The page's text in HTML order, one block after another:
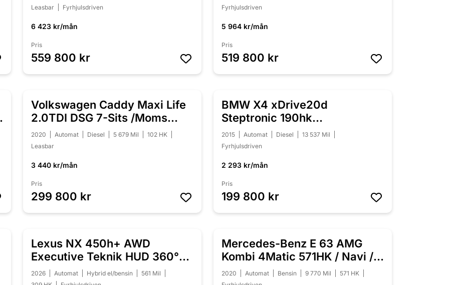
Leasbar
Fyrhjulsdriven
6 423 kr/mån
Pris
559 800 kr
Fyrhjulsdriven
5 964 kr/mån
Pris
519 800 kr
NYINKOMMEN
Volkswagen Caddy Maxi Life
2.0TDI DSG 7-Sits /Moms
/Värmare
2020 Automat Diesel 5 679 Mil
102 HK
Leasbar
3 440 kr/mån
Pris
299 800 kr
BMW X4 xDrive20d
Steptronic 190hk
Drag/Värmare/Backkamera
2015 Automat Diesel
13 537 Mil
Fyrhjulsdriven
2 293 kr/mån
Pris
199 800 kr
NYINKOMMEN
Lexus NX 450h+ AWD
Executive Teknik HUD 360°
Drag Laddhybrid
2026 Automat Hybrid el/bensin
561 Mil
NYINKOMMEN
Mercedes-Benz E 63 AMG
Kombi 4Matic 571HK / Navi /
Pano
2020 Automat Bensin 9 770 Mil
571 HK